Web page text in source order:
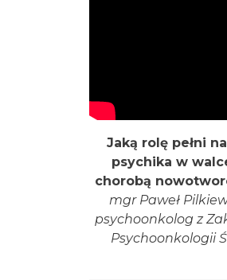
Jaką rolę pełni
psychika w
chorobą
mgr Paweł
psychoonkolog z
Psychoonkologii